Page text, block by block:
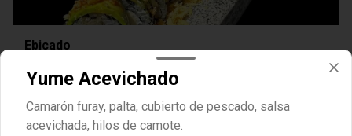
Ebicado
Relleno de camarón Furay, queso, cebollin, cubierto en palta,
Crocante primavera o brotes.
$8.000
Yume Acevichado
Camarón furay, palta, cubierto de pescado, salsa
acevichada, hilos de camote.